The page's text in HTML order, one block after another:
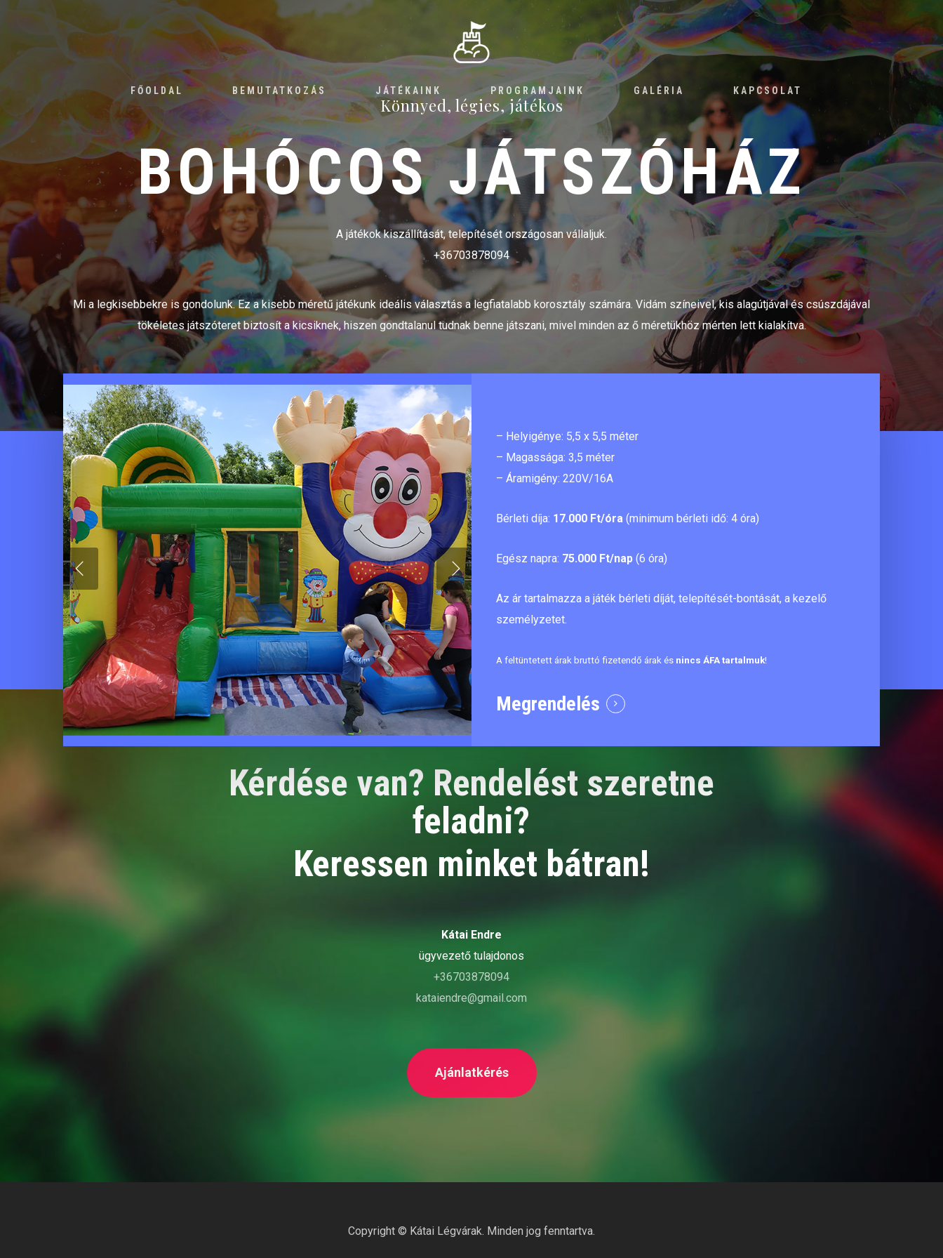
FŐOLDAL BEMUTATKOZÁS JÁTÉKAINK PROGRAMJAINK GALÉRIA KAPCSOLAT
Könnyed, légies, játékos
BOHÓCOS JÁTSZÓHÁZ
A játékok kiszállítását, telepítését országosan vállaljuk.
+36703878094
Mi a legkisebbekre is gondolunk. Ez a kisebb méretű játékunk ideális választás a legfiatalabb korosztály számára. Vidám színeivel, kis alagútjával és csúszdájával
tökéletes játszóteret biztosít a kicsiknek, hiszen gondtalanul tudnak benne játszani, mivel minden az ő méretükhöz mérten lett kialakítva.
– Helyigénye: 5,5 x 5,5 méter
– Magassága: 3,5 méter
– Áramigény: 220V/16A
Bérleti díja: 17.000 Ft/óra(minimum bérleti idő: 4 óra)
Egész napra: 75.000 Ft/nap(6 óra)
Az ár tartalmazza a játék bérleti díját, telepítését-bontását, a kezelő
személyzetet.
A feltüntetett árak bruttó fizetendő árak és nincs ÁFA tartalmuk!
Megrendelés
Kérdése van? Rendelést szeretne
feladni?
Keressen minket bátran!
Kátai Endre
ügyvezető tulajdonos
+36703878094
kataiendre@gmail.com
Ajánlatkérés
Copyright © Kátai Légvárak . Minden jog fenntartva.